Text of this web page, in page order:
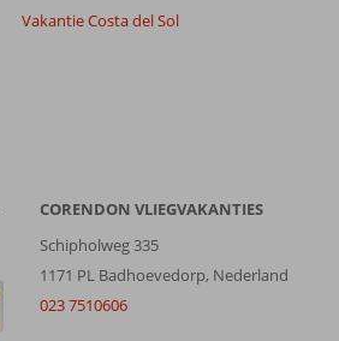
Vakantie Costa del Sol
CORENDON VLIEGVAKANTIES
Schipholweg 335
1171 PL Badhoevedorp, Nederland
023 7510606